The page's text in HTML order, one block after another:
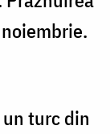
turc din